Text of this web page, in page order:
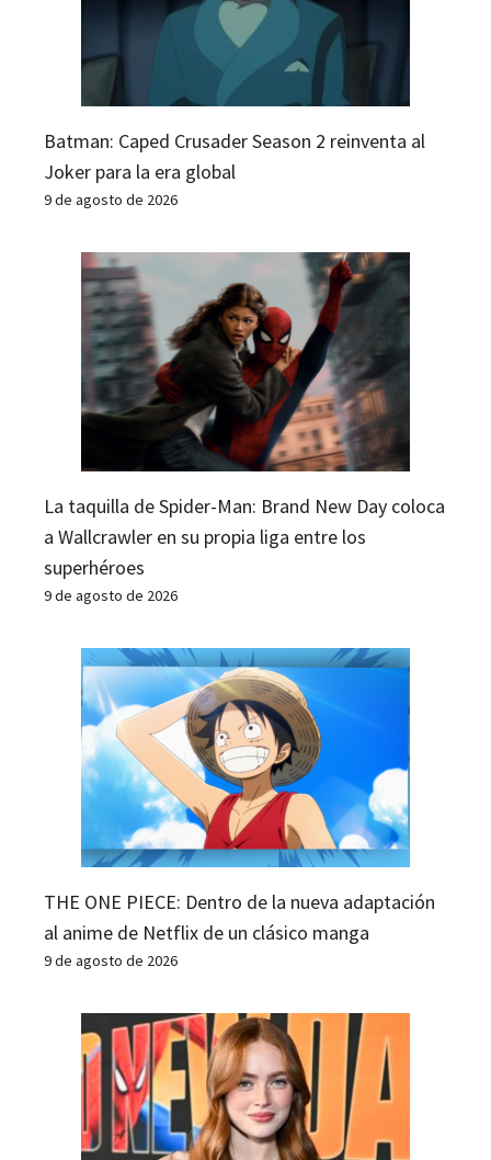
Batman: Caped Crusader Season 2 reinventa al
Joker para la era global
9 de agosto de 2026
La taquilla de Spider-Man: Brand New Day coloca
a Wallcrawler en su propia liga entre los
superhéroes
9 de agosto de 2026
THE ONE PIECE: Dentro de la nueva adaptación
al anime de Netflix de un clásico manga
9 de agosto de 2026